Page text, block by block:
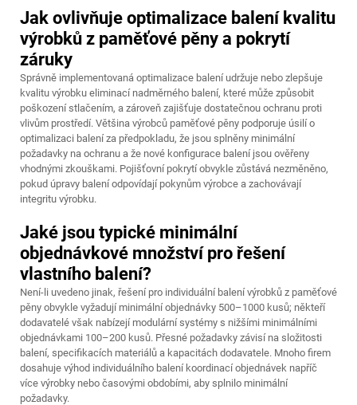
Jak ovlivňuje optimalizace balení kvalitu
výrobků z paměťové pěny a pokrytí
záruky
Správně implementovaná optimalizace balení udržuje nebo zlepšuje
kvalitu výrobku eliminací nadměrného balení, které může způsobit
poškození stlačením, a zároveň zajišťuje dostatečnou ochranu proti
vlivům prostředí. Většina výrobců paměťové pěny podporuje úsilí o
optimalizaci balení za předpokladu, že jsou splněny minimální
požadavky na ochranu a že nové konfigurace balení jsou ověřeny
vhodnými zkouškami. Pojišťovní pokrytí obvykle zůstává nezměněno,
pokud úpravy balení odpovídají pokynům výrobce a zachovávají
integritu výrobku.
Jaké jsou typické minimální
objednávkové množství pro řešení
vlastního balení?
Není-li uvedeno jinak, řešení pro individuální balení výrobků z paměťové
pěny obvykle vyžadují minimální objednávky 500–1000 kusů; někteří
dodavatelé však nabízejí modulární systémy s nižšími minimálními
objednávkami 100–200 kusů. Přesné požadavky závisí na složitosti
balení, specifikacích materiálů a kapacitách dodavatele. Mnoho firem
dosahuje výhod individuálního balení koordinací objednávek napříč
více výrobky nebo časovými obdobími, aby splnilo minimální
požadavky.